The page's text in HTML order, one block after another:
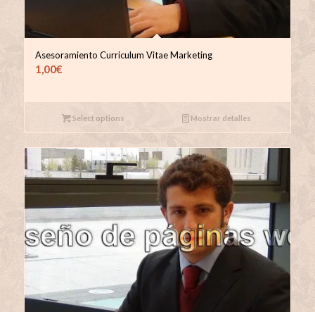
Asesoramiento Curriculum Vitae Marketing
1,00€
Select options Mostrar detalles